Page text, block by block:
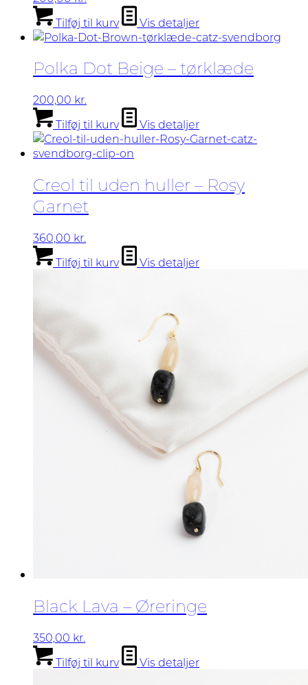
på
varesiden
Tilføj til kurv
Vis detaljer
Polka Dot Beige – tørklæde
200,00 kr.
Tilføj til kurv
Vis detaljer
Creol til uden huller – Rosy
Garnet
360,00 kr.
Tilføj til kurv
Vis detaljer
Black Lava – Øreringe
350,00 kr.
Tilføj til kurv
Vis detaljer